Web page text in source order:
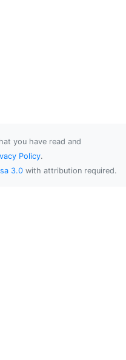
you have read and
Policy.
3.0 with attribution required.